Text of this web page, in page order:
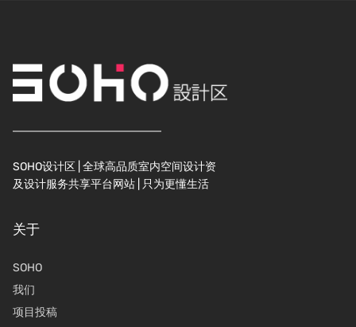
SOHO设计区 | 全球高品质室内空间设计资
及设计服务共享平台网站 | 只为更懂生活
关于
SOHO
我们
项目投稿